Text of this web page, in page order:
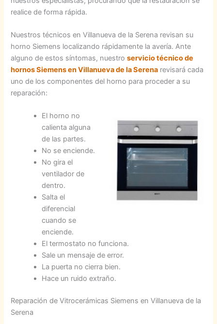
realice de forma rápida.
Nuestros técnicos en Villanueva de la Serena revisan su
horno Siemens localizando rápidamente la avería. Ante
alguno de estos síntomas, nuestroservicio técnico de
hornos Siemens en Villanueva de la Serena revisará cada
uno de los componentes del horno para proceder a su
reparación:
El horno no
calienta alguna
de las partes.
No se enciende.
No gira el
ventilador de
dentro.
Salta el
diferencial
cuando se
enciende.
El termostato no funciona.
Sale un mensaje de error.
La puerta no cierra bien.
Hace un ruido extraño.
Reparación de Vitrocerámicas Siemens en Villanueva de la
Serena